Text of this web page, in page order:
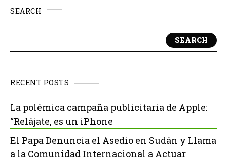
SEARCH
SEARCH
RECENT POSTS
La polémica campaña publicitaria de Apple:
“Relájate, es un iPhone
El Papa Denuncia el Asedio en Sudán y Llama
a la Comunidad Internacional a Actuar